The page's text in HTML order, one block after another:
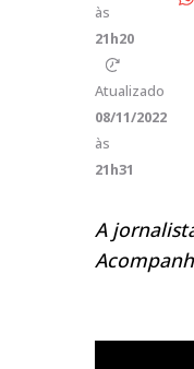
às
21h20
Atualizado
08/11/2022
às
21h31
A